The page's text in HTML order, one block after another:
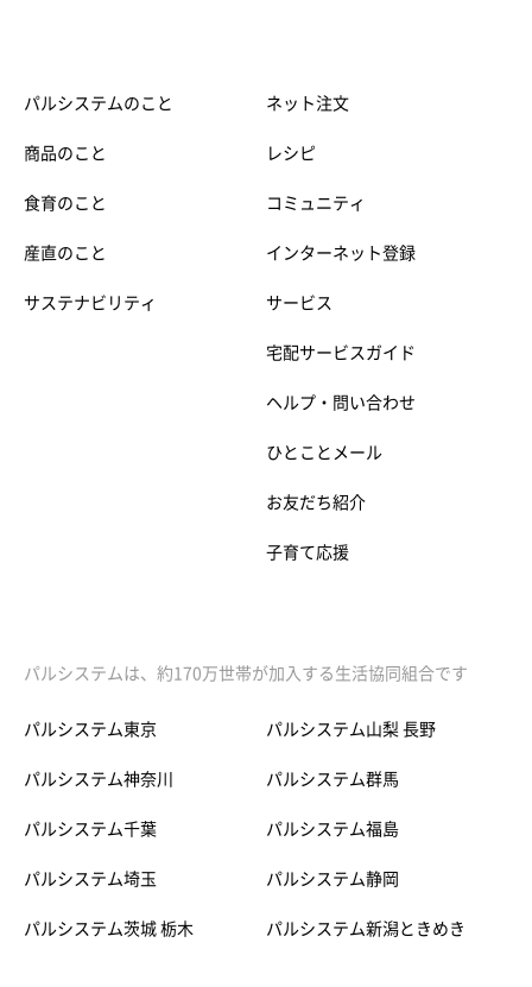
パルシステムのこと
商品のこと
食育のこと
産直のこと
サステナビリティ
ネット注文
レシピ
コミュニティ
インターネット登録
サービス
宅配サービスガイド
ヘルプ・問い合わせ
ひとことメール
お友だち紹介
子育て応援
パルシステムは、約170万世帯が加入する生活協同組合です
パルシステム東京
パルシステム神奈川
パルシステム千葉
パルシステム埼玉
パルシステム茨城 栃木
パルシステム山梨 長野
パルシステム群馬
パルシステム福島
パルシステム静岡
パルシステム新潟ときめき